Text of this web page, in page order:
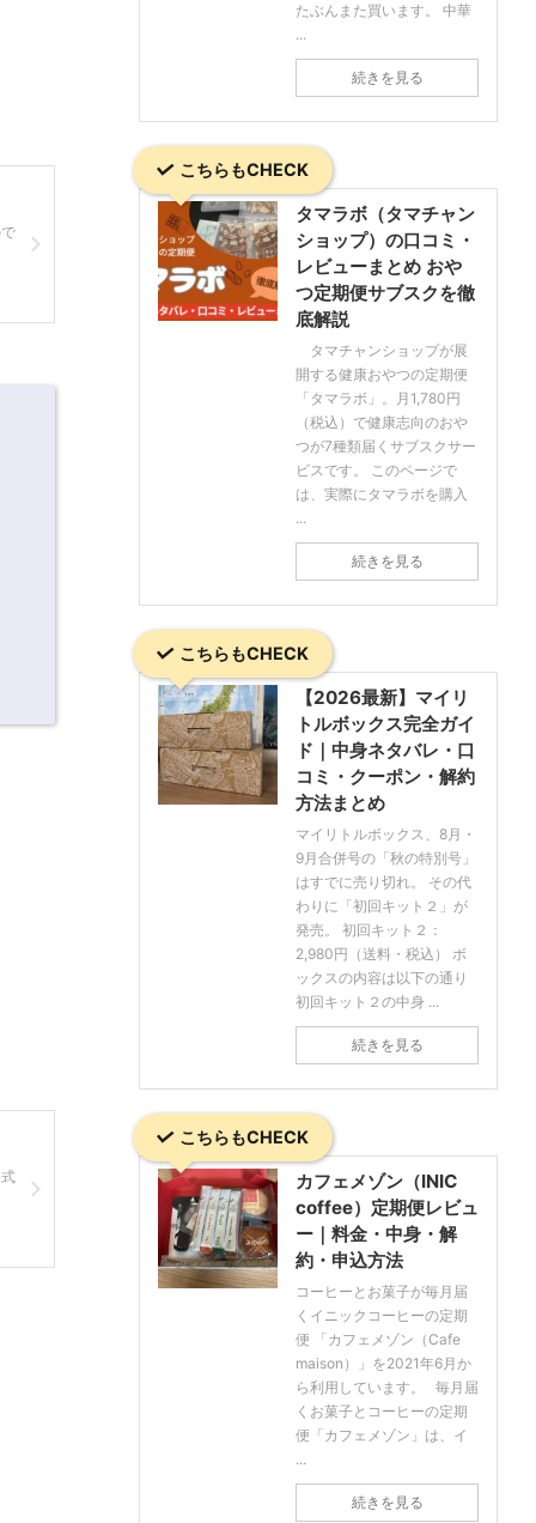
たぶんまた買います。 中華
...
続きを見る
こちらもCHECK
タマラボ（タマチャン
ショップ）の口コミ・
レビューまとめ おや
つ定期便サブスクを徹
底解説
タマチャンショップが展
開する健康おやつの定期便
「タマラボ」。月1,780円
（税込）で健康志向のおや
つが7種類届くサブスクサー
ビスです。 このページで
は、実際にタマラボを購入
...
続きを見る
こちらもCHECK
【2026最新】マイリ
トルボックス完全ガイ
ド｜中身ネタバレ・口
コミ・クーポン・解約
方法まとめ
マイリトルボックス、8月・
9月合併号の「秋の特別号」
はすでに売り切れ。 その代
わりに「初回キット２」が
発売。 初回キット２：
2,980円（送料・税込） ボ
ックスの内容は以下の通り
初回キット２の中身 ...
続きを見る
こちらもCHECK
カフェメゾン（INIC
coffee）定期便レビュ
ー｜料金・中身・解
約・申込方法
コーヒーとお菓子が毎月届
くイニックコーヒーの定期
便 「カフェメゾン（Cafe
maison）」を2021年6月か
ら利用しています。 毎月届
くお菓子とコーヒーの定期
便「カフェメゾン」は、イ
...
続きを見る